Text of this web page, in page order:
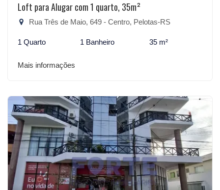
Loft para Alugar com 1 quarto, 35m²
Rua Três de Maio, 649 - Centro, Pelotas-RS
1 Quarto 1 Banheiro 35 m²
Mais informações